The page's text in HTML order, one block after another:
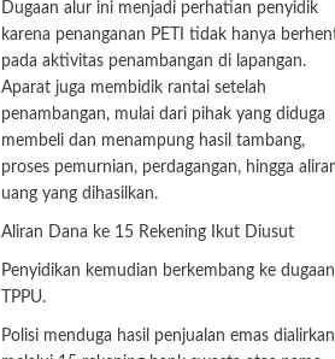
Dugaan alur ini menjadi perhatian penyidik
karena penanganan PETI tidak hanya
pada aktivitas penambangan di lapangan.
Aparat juga membidik rantai setelah
penambangan, mulai dari pihak yang diduga
membeli dan menampung hasil tambang,
proses pemurnian, perdagangan, hingga
uang yang dihasilkan.
Aliran Dana ke 15 Rekening Ikut Diusut
Penyidikan kemudian berkembang ke dugaan
TPPU.
Polisi menduga hasil penjualan emas dialirkan